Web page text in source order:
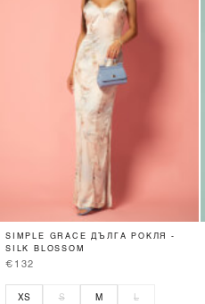
SIMPLE GRACE ДЪЛГА РОКЛЯ -
SILK BLOSSOM
€132
XS S M L